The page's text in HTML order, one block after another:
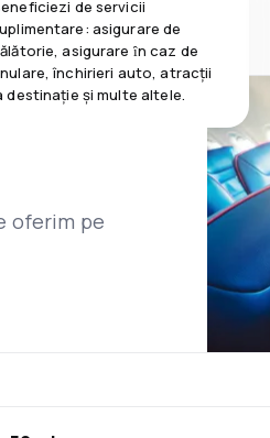
de servicii
asigurare de
asigurare ȋn caz de
închirieri auto, atracții
destinaţie și multe altele.
oferim pe